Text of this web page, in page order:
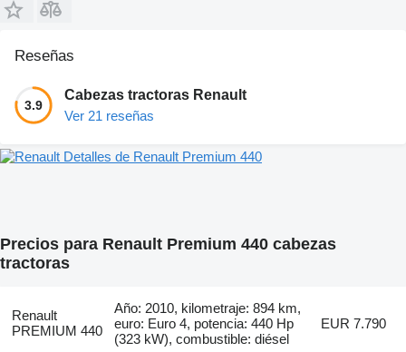
Reseñas
3.9
Cabezas tractoras Renault
Ver 21 reseñas
Detalles de Renault Premium 440
Precios para Renault Premium 440 cabezas
tractoras
Renault
PREMIUM 440
Año: 2010, kilometraje: 894 km,
euro: Euro 4, potencia: 440 Hp
(323 kW), combustible: diésel
EUR 7.790